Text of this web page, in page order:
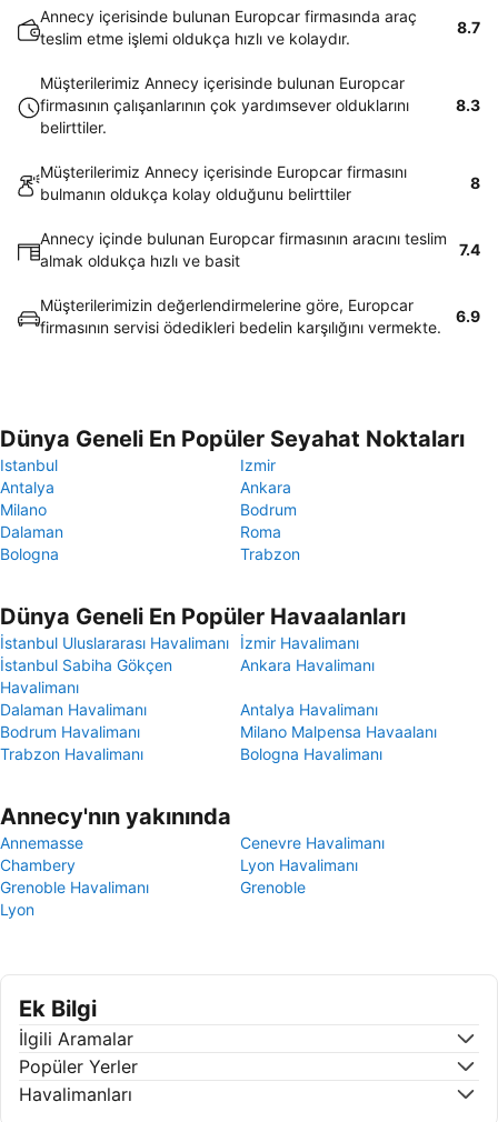
Annecy içerisinde bulunan Europcar firmasında araç
teslim etme işlemi oldukça hızlı ve kolaydır.
8.7
Müşterilerimiz Annecy içerisinde bulunan Europcar
firmasının çalışanlarının çok yardımsever olduklarını
belirttiler.
8.3
Müşterilerimiz Annecy içerisinde Europcar firmasını
bulmanın oldukça kolay olduğunu belirttiler
8
Annecy içinde bulunan Europcar firmasının aracını teslim
almak oldukça hızlı ve basit
7.4
Müşterilerimizin değerlendirmelerine göre, Europcar
firmasının servisi ödedikleri bedelin karşılığını vermekte.
6.9
Dünya Geneli En Popüler Seyahat Noktaları
Istanbul
Izmir
Antalya
Ankara
Milano
Bodrum
Dalaman
Roma
Bologna
Trabzon
Dünya Geneli En Popüler Havaalanları
İstanbul Uluslararası Havalimanı
İzmir Havalimanı
İstanbul Sabiha Gökçen
Havalimanı
Ankara Havalimanı
Dalaman Havalimanı
Antalya Havalimanı
Bodrum Havalimanı
Milano Malpensa Havaalanı
Trabzon Havalimanı
Bologna Havalimanı
Annecy'nın yakınında
Annemasse
Cenevre Havalimanı
Chambery
Lyon Havalimanı
Grenoble Havalimanı
Grenoble
Lyon
Ek Bilgi
İlgili Aramalar
Popüler Yerler
Havalimanları